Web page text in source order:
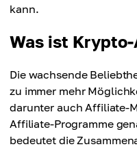
kann.
Was ist
Die wachsende
zu immer mehr
darunter auch Affiliate-
Affiliate-Programme
bedeutet die